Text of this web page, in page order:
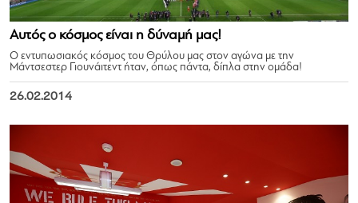
Αυτός ο κόσμος είναι η δύναμή μας!
Ο εντυπωσιακός κόσμος του Θρύλου μας στον αγώνα με την
Μάντσεστερ Γιουνάιτεντ ήταν, όπως πάντα, δίπλα στην ομάδα!
26.02.2014